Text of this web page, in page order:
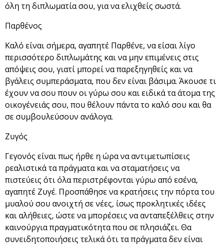
όλη τη διπλωματία σου, για να ελιχθείς σωστά.
Παρθένος
Καλό είναι σήμερα, αγαπητέ Παρθένε, να είσαι λίγο
περισσότερο διπλωμάτης και να μην επιμένεις στις
απόψεις σου, γιατί μπορεί να παρεξηγηθείς και να
βγάλεις συμπεράσματα, που δεν είναι βάσιμα. Άκουσε τι
έχουν να σου πουν οι γύρω σου και ειδικά τα άτομα της
οικογένειάς σου, που θέλουν πάντα το καλό σου και θα
σε συμβουλεύσουν ανάλογα.
Ζυγός
Γεγονός είναι πως ήρθε η ώρα να αντιμετωπίσεις
ρεαλιστικά τα πράγματα και να σταματήσεις να
πιστεύεις ότι όλα περιστρέφονται γύρω από εσένα,
αγαπητέ Ζυγέ. Προσπάθησε να κρατήσεις την πόρτα του
μυαλού σου ανοιχτή σε νέες, ίσως προκλητικές ιδέες
και αλήθειες, ώστε να μπορέσεις να ανταπεξέλθεις στην
καινούργια πραγματικότητα που σε πλησιάζει. Θα
συνειδητοποιήσεις τελικά ότι τα πράγματα δεν είναι